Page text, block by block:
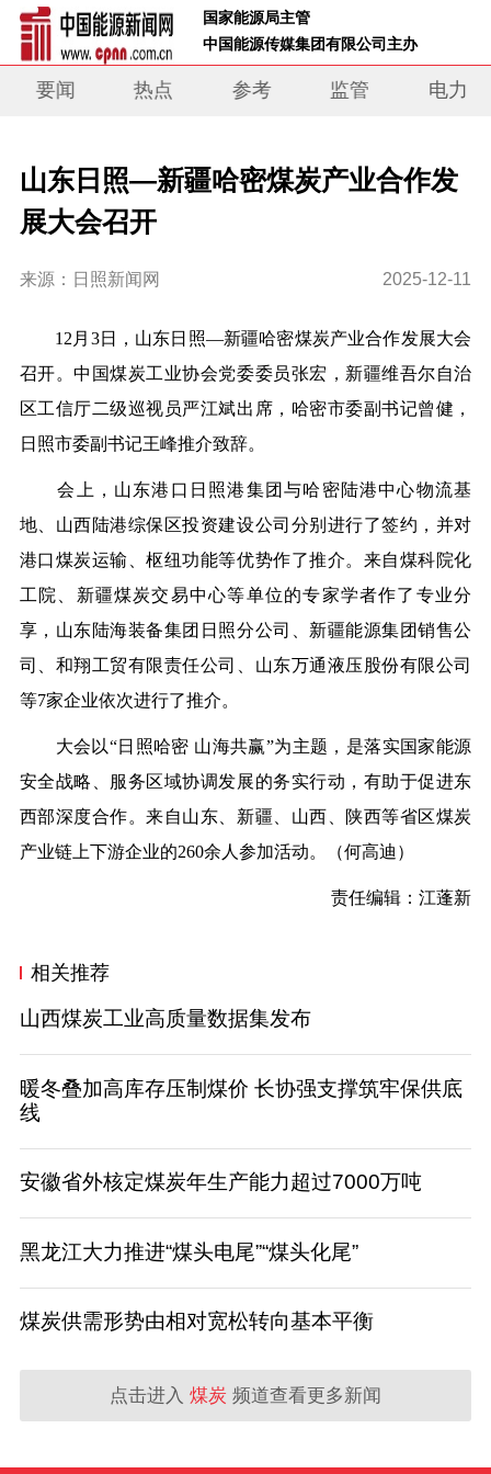
国家能源局主管
中国能源传媒集团有限公司主办
要闻 热点 参考 监管 电力
山东日照—新疆哈密煤炭产业合作发
展大会召开
来源：日照新闻网 2025-12-11
12月3日，山东日照—新疆哈密煤炭产业合作发展大会
召开。中国煤炭工业协会党委委员张宏，新疆维吾尔自治
区工信厅二级巡视员严江斌出席，哈密市委副书记曾健，
日照市委副书记王峰推介致辞。
会上，山东港口日照港集团与哈密陆港中心物流基
地、山西陆港综保区投资建设公司分别进行了签约，并对
港口煤炭运输、枢纽功能等优势作了推介。来自煤科院化
工院、新疆煤炭交易中心等单位的专家学者作了专业分
享，山东陆海装备集团日照分公司、新疆能源集团销售公
司、和翔工贸有限责任公司、山东万通液压股份有限公司
等7家企业依次进行了推介。
大会以“日照哈密 山海共赢”为主题，是落实国家能源
安全战略、服务区域协调发展的务实行动，有助于促进东
西部深度合作。来自山东、新疆、山西、陕西等省区煤炭
产业链上下游企业的260余人参加活动。（何高迪）
责任编辑：江蓬新
相关推荐
山西煤炭工业高质量数据集发布
暖冬叠加高库存压制煤价 长协强支撑筑牢保供底
线
安徽省外核定煤炭年生产能力超过7000万吨
黑龙江大力推进“煤头电尾”“煤头化尾”
煤炭供需形势由相对宽松转向基本平衡
点击进入 煤炭 频道查看更多新闻